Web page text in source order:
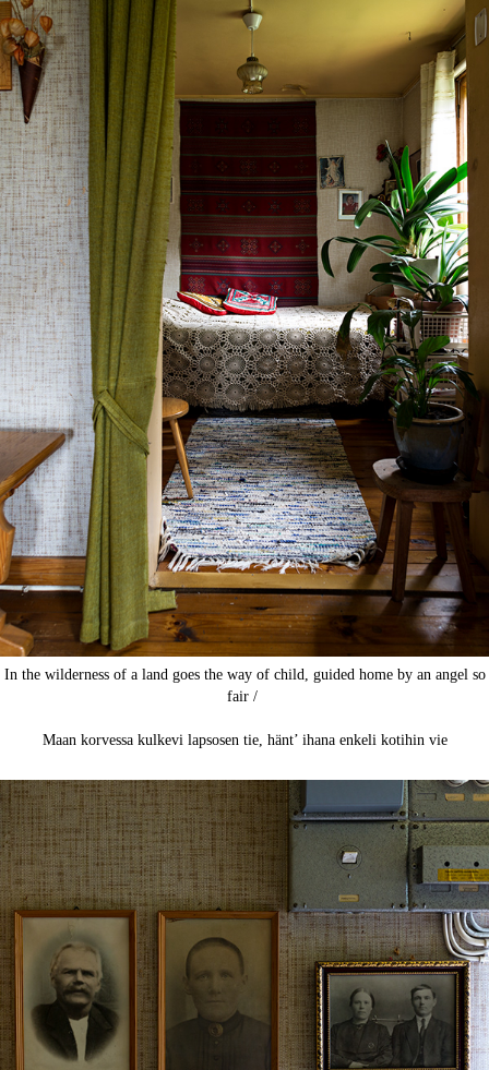
In the wilderness of a land goes the way of child, guided home by an angel so
fair /
Maan korvessa kulkevi lapsosen tie, hänt’ ihana enkeli kotihin vie